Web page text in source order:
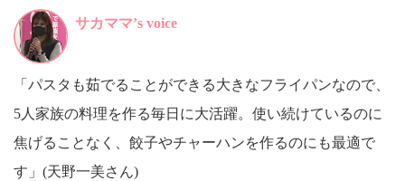
サカママ’s voice
「パスタも茹でることができる大きなフライパンなので、
5人家族の料理を作る毎日に大活躍。使い続けているのに
焦げることなく、餃子やチャーハンを作るのにも最適で
す」(天野一美さん)